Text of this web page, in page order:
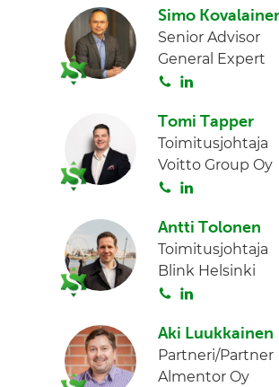
n
i
t
a
n
k
e
n
Simo
Senior Advisor
General Expert
S
i
t
a
n
k
e
n
Tomi Tapper
Toimitusjohtaja
Voitto Group Oy
S
i
t
a
n
k
e
n
Antti Tolonen
Toimitusjohtaja
Blink Helsinki
S
i
t
a
n
k
e
Aki Luukkainen
Partneri/Partner
Almentor Oy